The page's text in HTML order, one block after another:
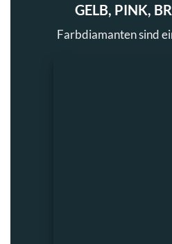
GELB, PINK,
Farbdiamanten sind